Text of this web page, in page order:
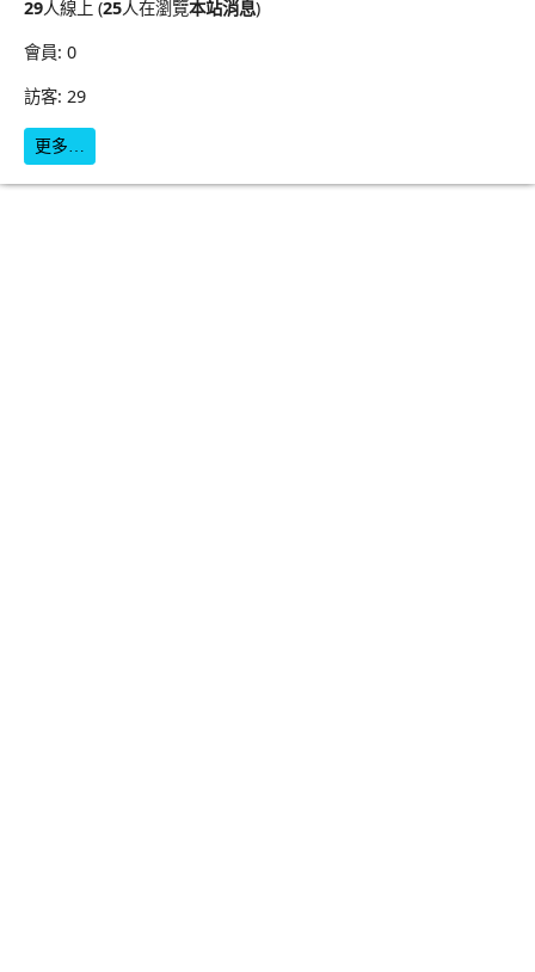
29人線上 (25人在瀏覽本站消息)
會員: 0
訪客: 29
更多…